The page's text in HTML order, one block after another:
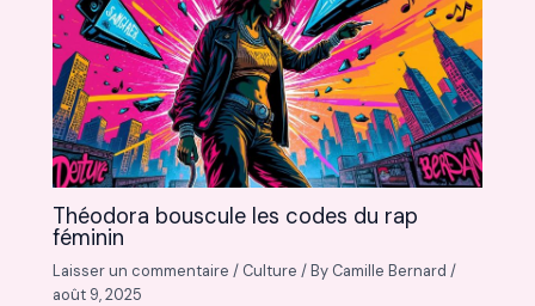
Théodora bouscule les codes du rap
féminin
Laisser un commentaire / Culture / By Camille Bernard/
août 9, 2025